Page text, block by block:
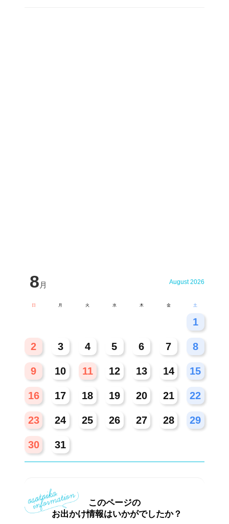
8 月 August 2026
日 月 火 水 木 金 土
1
2 3 4 5 6 7 8
9 10 11 12 13 14 15
16 17 18 19 20 21 22
23 24 25 26 27 28 29
30 31
このページの
お出かけ情報はいかがでしたか？